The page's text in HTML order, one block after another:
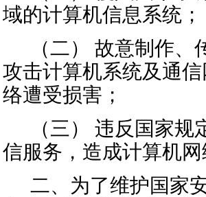
域的计算机信息系统；
（二） 故意制作
攻击计算机系统及通
络遭受损害；
（三） 违反国家
信服务，造成计算机
二、为了维护国家